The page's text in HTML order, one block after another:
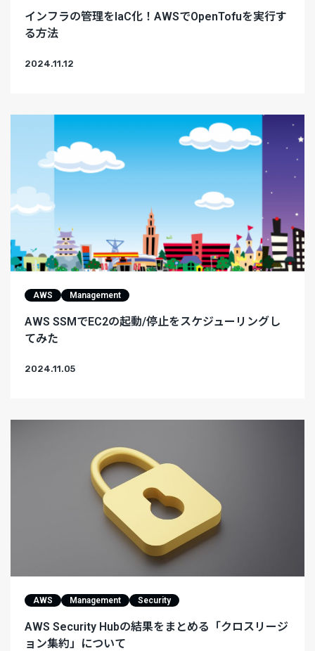
インフラの管理をIaC化！AWSでOpenTofuを実行す
る方法
2024.11.12
AWS Management
AWS SSMでEC2の起動/停止をスケジューリングし
てみた
2024.11.05
AWS Management Security
AWS Security Hubの結果をまとめる「クロスリージ
ョン集約」について